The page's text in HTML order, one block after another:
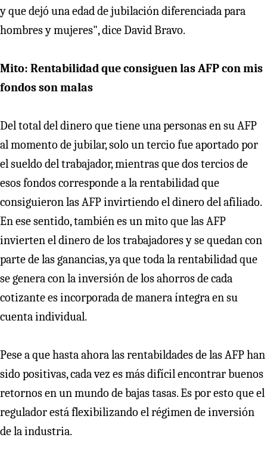
y que dejó una edad de jubilación diferenciada para
hombres y mujeres", dice David Bravo.
Mito: Rentabilidad que consiguen las AFP con mis
fondos son malas
Del total del dinero que tiene una personas en su AFP
al momento de jubilar, solo un tercio fue aportado por
el sueldo del trabajador, mientras que dos tercios de
esos fondos corresponde a la rentabilidad que
consiguieron las AFP invirtiendo el dinero del afiliado.
En ese sentido, también es un mito que las AFP
invierten el dinero de los trabajadores y se quedan con
parte de las ganancias, ya que toda la rentabilidad que
se genera con la inversión de los ahorros de cada
cotizante es incorporada de manera íntegra en su
cuenta individual.
Pese a que hasta ahora las rentabildades de las AFP han
sido positivas, cada vez es más difícil encontrar buenos
retornos en un mundo de bajas tasas. Es por esto que el
regulador está flexibilizando el régimen de inversión
de la industria.